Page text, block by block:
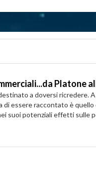
Platone
a doversi
essere raccontato è
suoi potenziali effetti sulle